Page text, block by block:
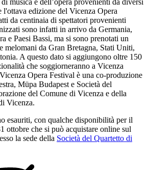
musica e dell’opera provenienti da diversi
l'ottava edizione del Vicenza Opera
da centinaia di spettatori provenienti
sono infatti in arrivo da Germania,
e Paesi Bassi, ma si sono prenotati un
melomani da Gran Bretagna, Stati Uniti,
A questo dato si aggiungono oltre 150
che soggiorneranno a Vicenza
Opera Festival è una co-produzione
Müpa Budapest e Società del
del Comune di Vicenza e della
Vicenza.
esauriti, con qualche disponibilità per il
ottobre che si può acquistare online sul
la sede della Società del Quartetto di